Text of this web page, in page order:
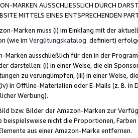
MARKEN AUSSCHLIESSLICH DURCH
MITTELS EINES ENTSPRECHENDEN
Marken muss (i) im Einklang mit der
(wie im Vergütungskatalog definiert)
Marken ausschließlich für den in der
darstellen: (i) in einer Weise, die ein
zu verunglimpfen, (iii) in einer Weise,
in Offline-Materialien oder E-Mails (z. B. in
Werbung).
bzw. Bilder der Amazon-Marken zur
beispielsweise nicht die Proportionen,
aus einer Amazon-Marke entfernen.